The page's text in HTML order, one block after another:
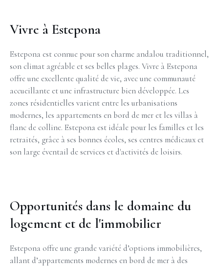
Vivre à Estepona
Estepona est connue pour son charme andalou traditionnel,
son climat agréable et ses belles plages. Vivre à Estepona
offre une excellente qualité de vie, avec une communauté
accueillante et une infrastructure bien développée. Les
zones résidentielles varient entre les urbanisations
modernes, les appartements en bord de mer et les villas à
flanc de colline. Estepona est idéale pour les familles et les
retraités, grâce à ses bonnes écoles, ses centres médicaux et
son large éventail de services et d'activités de loisirs.
Opportunités dans le domaine du
logement et de l'immobilier
Estepona offre une grande variété d’options immobilières,
allant d’appartements modernes en bord de mer à des